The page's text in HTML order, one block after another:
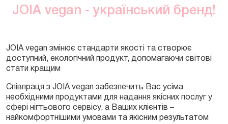
JOIA vegan - український бренд!
JOIA vegan змінює стандарти якості та створює
доступний, екологічний продукт, допомагаючи світові
стати кращим
Співпраця з JOIA vegan забезпечить Вас усіма
необхідними продуктами для надання якісних послуг у
сфері нігтьового сервісу, а Ваших клієнтів –
найкомфортнішими умовами та якісним результатом